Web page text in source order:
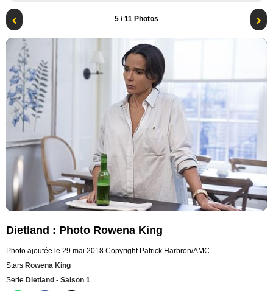
5 / 11 Photos
Dietland : Photo Rowena King
Photo ajoutée le 29 mai 2018 Copyright Patrick Harbron/AMC
Stars Rowena King
Serie Dietland - Saison 1